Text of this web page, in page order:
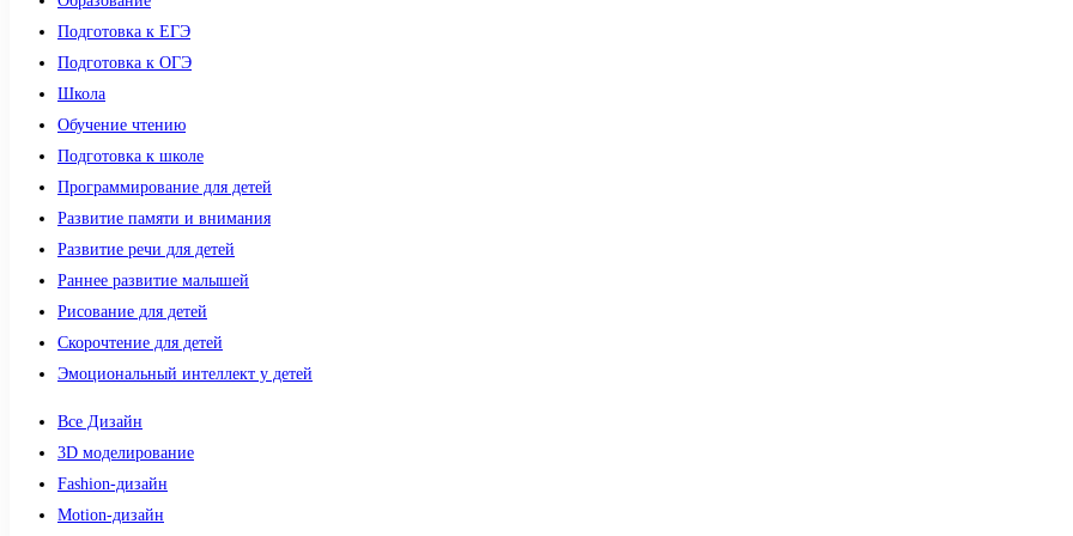
Подготовка к ЕГЭ
Подготовка к ОГЭ
Школа
Обучение чтению
Подготовка к школе
Программирование для детей
Развитие памяти и внимания
Развитие речи для детей
Раннее развитие малышей
Рисование для детей
Скорочтение для детей
Эмоциональный интеллект у детей
Все Дизайн
3D моделирование
Fashion-дизайн
Motion-дизайн